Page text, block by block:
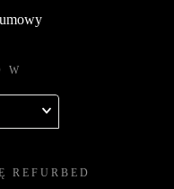
W
REFURBED